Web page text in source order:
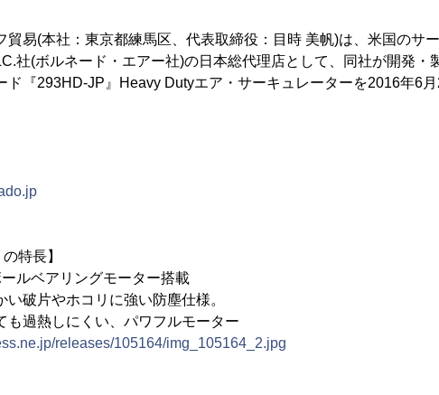
貿易(本社：東京都練馬区、代表取締役：目時 美帆)は、米国のサ
社(ボルネード・エアー社)の日本総代理店として、同社が開発・
ド『293HD-JP』Heavy Dutyエア・サーキュレーターを2016年6
特長】
ルベアリングモーター搭載
い破片やホコリに強い防塵仕様。
も過熱しにくい、パワフルモーター
releases/105164/img_105164_2.jpg